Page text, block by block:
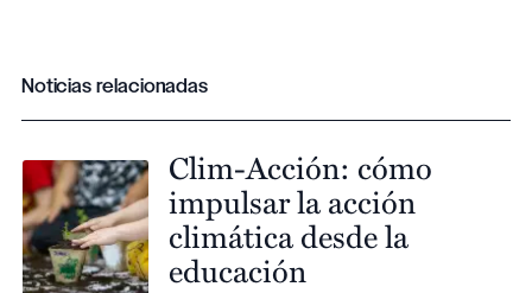
Noticias relacionadas
Clim-Acción: cómo
impulsar la acción
climática desde la
educación